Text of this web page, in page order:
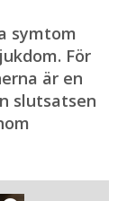
symtom
För
är en
slutsatsen